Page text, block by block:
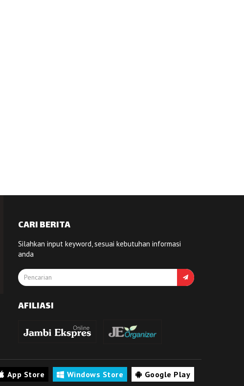
CARI BERITA
Silahkan input keyword, sesuai kebutuhan informasi
anda
AFILIASI
App Store Windows Store Google Play